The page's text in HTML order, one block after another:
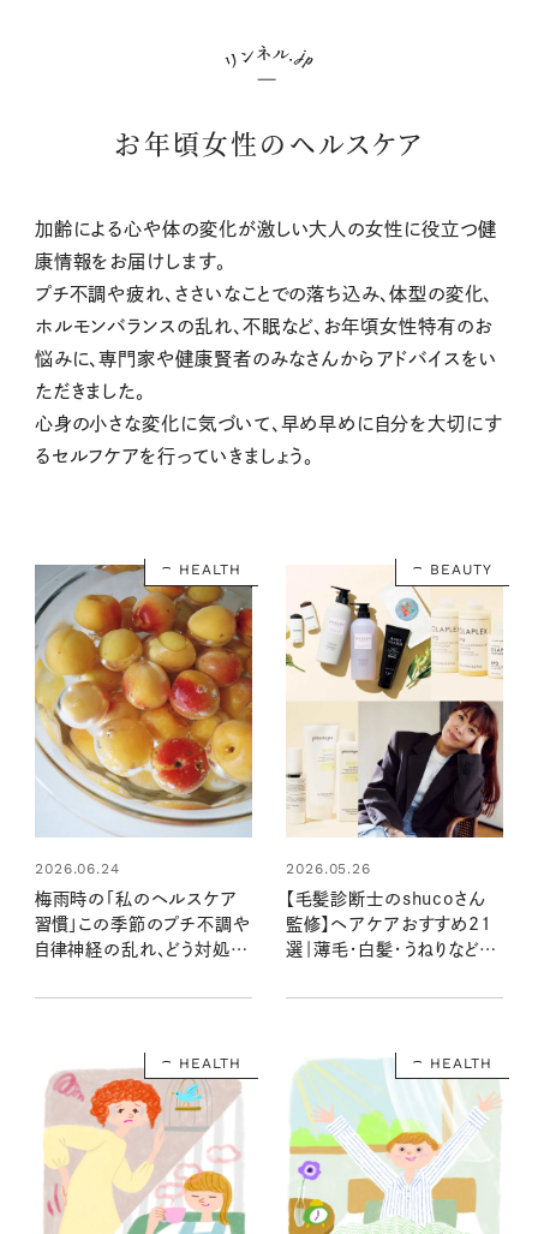
お年頃女性のヘルスケア
加齢による心や体の変化が激しい大人の女性に役立つ健
康情報をお届けします。
プチ不調や疲れ、ささいなことでの落ち込み、体型の変化、
ホルモンバランスの乱れ、不眠など、お年頃女性特有のお
悩みに、専門家や健康賢者のみなさんからアドバイスをい
ただきました。
心身の小さな変化に気づいて、早め早めに自分を大切にす
るセルフケアを行っていきましょう。
HEALTH
2026.06.24
梅雨時の「私のヘルスケア
習慣」この季節のプチ不調や
自律神経の乱れ、どう対処す
らしのアイデア
BEAUTY
2026.05.26
【毛髪診断士のshucoさん
監修】ヘアケアおすすめ21
選｜薄毛・白髪・うねりなど大
見！
HEALTH HEALTH